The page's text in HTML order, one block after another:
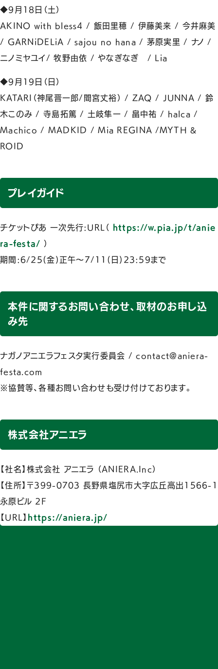
◆9月18日（土）
AKINO with bless4 / 飯田里穂 / 伊藤美来 / 今井麻美
/ GARNiDELiA / sajou no hana / 茅原実里 / ナノ /
ニノミヤユイ/ 牧野由依 / やなぎなぎ / Lia
◆9月19日（日）
KATARI（神尾晋一郎/間宮丈裕） / ZAQ / JUNNA / 鈴
木このみ / 寺島拓篤 / 土岐隼一 / 畠中祐 / halca /
Machico / MADKID / Mia REGINA /MYTH &
ROID
プレイガイド
チケットぴあ 一次先行:URL（ https://w.pia.jp/t/anie
ra-festa/ ）
期間:6/25(金)正午〜7/11(日)23:59まで
本件に関するお問い合わせ、取材のお申し込
み先
ナガノアニエラフェスタ実行委員会 / contact@aniera-
festa.com
※協賛等、各種お問い合わせも受け付けております。
株式会社アニエラ
【社名】株式会社 アニエラ （ANIERA.Inc）
【住所】〒399-0703 長野県塩尻市大字広丘高出1566-1
永原ビル 2F
【URL】 https://aniera.jp/